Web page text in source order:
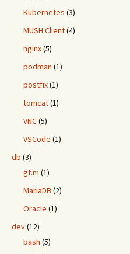
Kubernetes (3)
MUSH Client(4)
nginx(5)
podman (1)
postfix(1)
tomcat(1)
VNC(5)
VSCode (1)
db (3)
gt.m (1)
MariaDB (2)
Oracle (1)
dev(12)
bash (5)